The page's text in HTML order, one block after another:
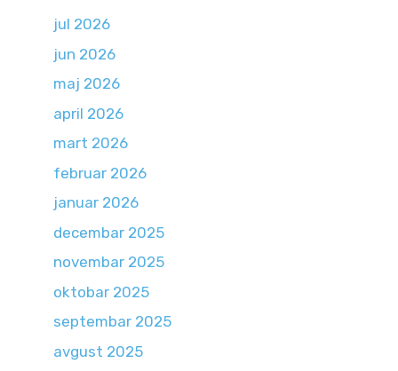
jul 2026
jun 2026
maj 2026
april 2026
mart 2026
februar 2026
januar 2026
decembar 2025
novembar 2025
oktobar 2025
septembar 2025
avgust 2025